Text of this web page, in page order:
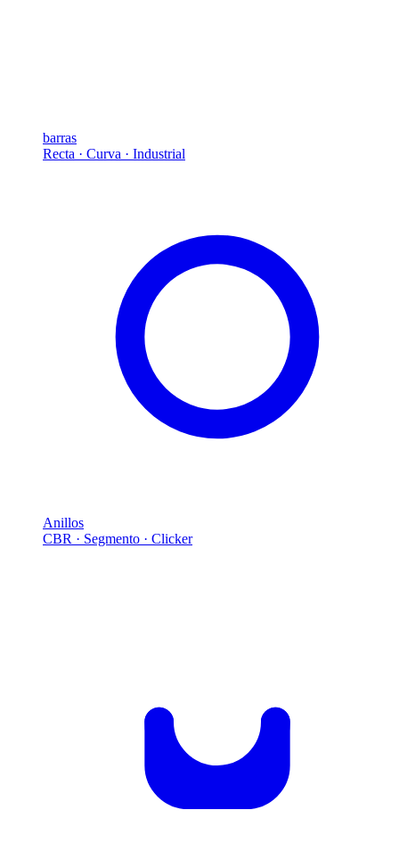
barras
Recta · Curva · Industrial
Anillos
CBR · Segmento · Clicker